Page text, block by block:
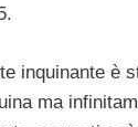
inquinante è
ma